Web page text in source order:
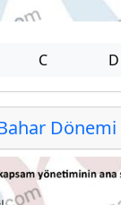
C D
Dönemi